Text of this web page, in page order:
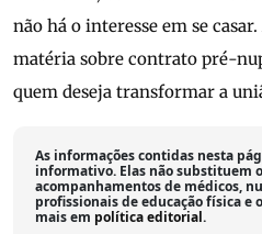
não há o interesse em se
matéria sobre contrato pré-
quem deseja transformar a
As informações contidas nesta
informativo. Elas não substituem
acompanhamentos de médicos,
profissionais de educação física e
mais em política editorial.